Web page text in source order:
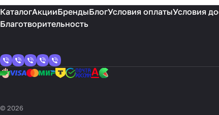
КаталогАкцииБрендыБлогУсловия оплатыУсловия
Благотворительность
© 2026